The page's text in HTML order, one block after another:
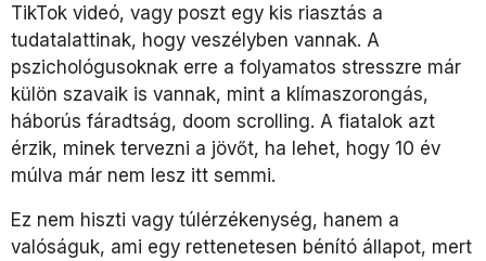
TikTok videó, vagy poszt egy kis riasztás a
tudatalattinak, hogy veszélyben vannak. A
pszichológusoknak erre a folyamatos stresszre már
külön szavaik is vannak, mint a klímaszorongás,
háborús fáradtság, doom scrolling. A fiatalok azt
érzik, minek tervezni a jövőt, ha lehet, hogy 10 év
múlva már nem lesz itt semmi.
Ez nem hiszti vagy túlérzékenység, hanem a
valóságuk, ami egy rettenetesen bénító állapot, mert